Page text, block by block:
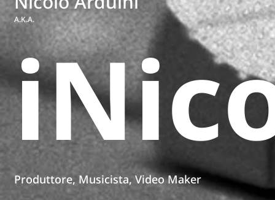
A.K.A.
Produttore, Musicista, Video Maker